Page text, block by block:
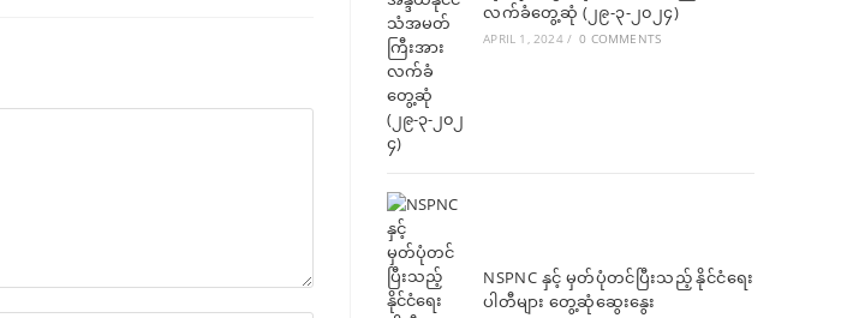
လက်ခံတွေ့ဆုံ (၂၉-၃-၂၀၂၄)
APRIL 1, 2024 / 0 COMMENTS
NSPNC နှင့် မှတ်ပုံတင်ပြီးသည့် နိုင်ငံရေး
ပါတီများ တွေ့ဆုံဆွေးနွေး